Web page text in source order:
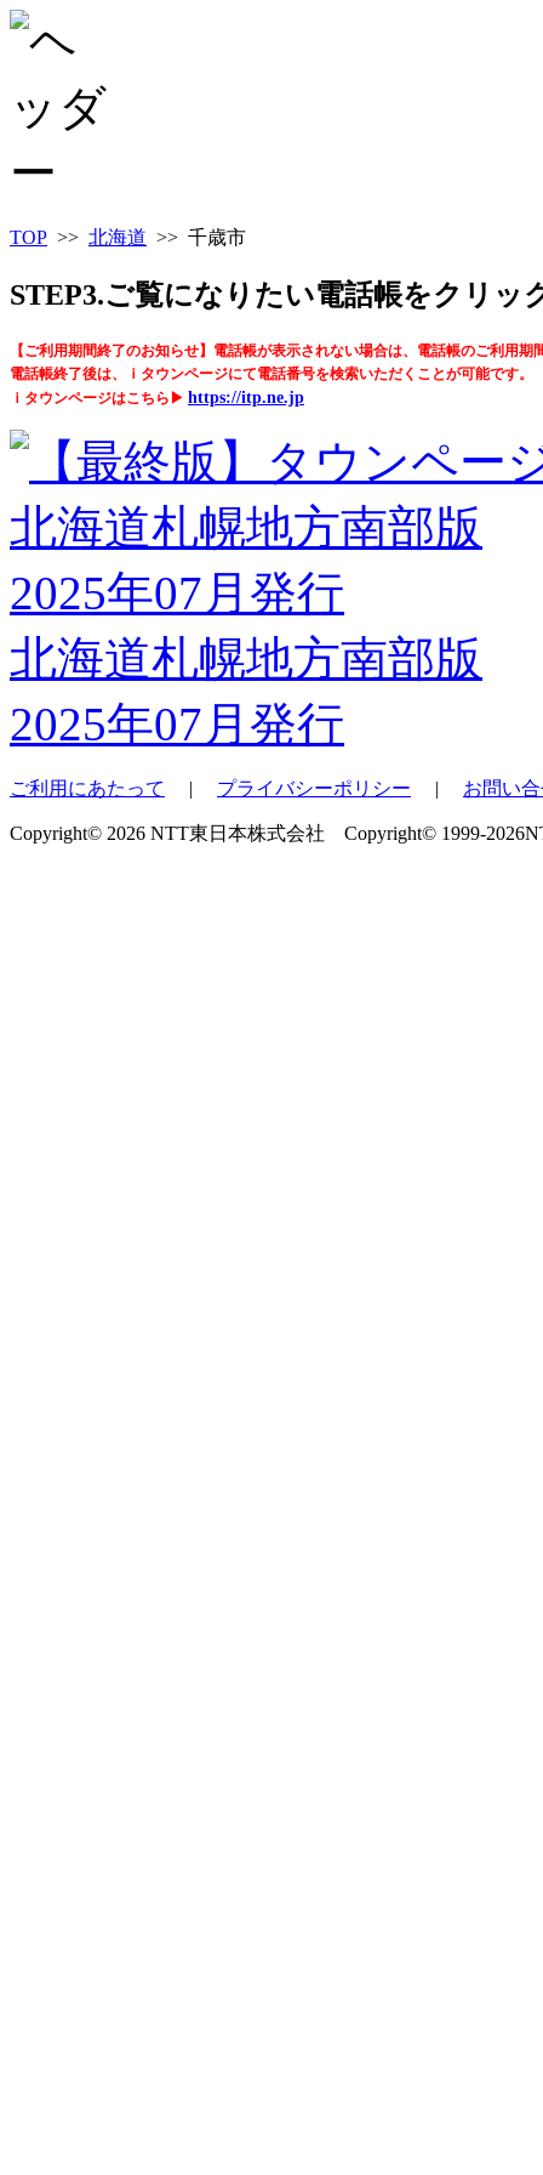
TOP >> 北海道 >> 千歳市
STEP3.ご覧になりたい電話帳をクリッ
【ご利用期間終了のお知らせ】電話帳が表示されない場合は、電話帳のご利用期
電話帳終了後は、ｉタウンページにて電話番号を検索いただくことが可能です。
ｉタウンページはこちら▶ https://itp.ne.jp
北海道札幌地方南部版
2025年07月発行
ご利用にあたって | プライバシーポリシー | お問い
Copyright© 2026 NTT東日本株式会社 Copyright© 1999-